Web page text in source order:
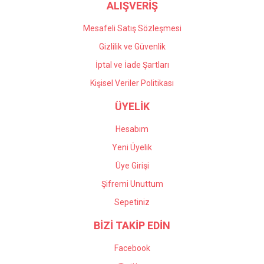
ALIŞVERİŞ
Mesafeli Satış Sözleşmesi
Gizlilik ve Güvenlik
İptal ve İade Şartları
Kişisel Veriler Politikası
ÜYELİK
Hesabım
Yeni Üyelik
Üye Girişi
Şifremi Unuttum
Sepetiniz
BİZİ TAKİP EDİN
Facebook